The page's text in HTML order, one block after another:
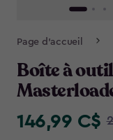
Navigation
Page d'accueil
Boîte à
Price
146,99 C$